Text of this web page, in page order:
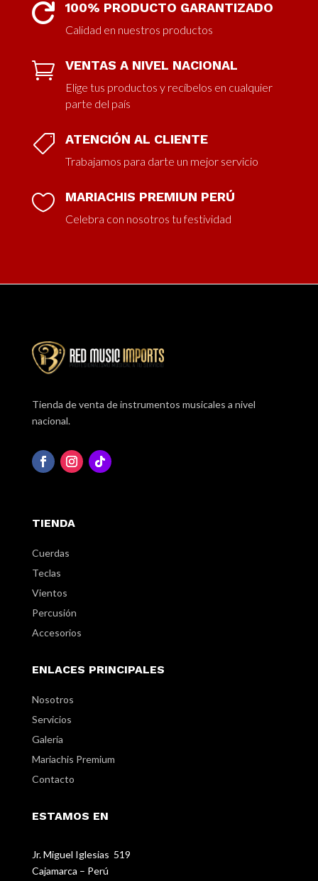
 100% PRODUCTO GARANTIZADO
Calidad en nuestros productos
 VENTAS A NIVEL NACIONAL
Elige tus productos y recíbelos en cualquier
parte del país
 ATENCIÓN AL CLIENTE
Trabajamos para darte un mejor servicio
 MARIACHIS PREMIUN PERÚ
Celebra con nosotros tu festividad
Tienda de venta de instrumentos musicales a nivel
nacional.
TIENDA
Cuerdas
Teclas
Vientos
Percusión
Accesorios
ENLACES PRINCIPALES
Nosotros
Servicios
Galería
Mariachis Premium
Contacto
ESTAMOS EN
Jr. Miguel Iglesias 519
Cajamarca – Perú